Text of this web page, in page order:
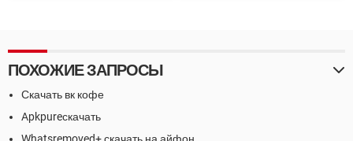
ПОХОЖИЕ ЗАПРОСЫ
Скачать вк кофе
Apkpureскачать